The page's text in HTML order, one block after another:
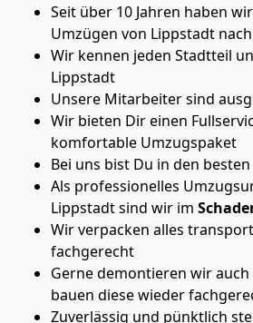
Seit über 10 Jahren haben wir
Umzügen von Lippstadt
Wir kennen jeden Stadtteil
Lippstadt
Unsere Mitarbeiter sind
Wir bieten Dir einen
komfortable Umzugspaket
Bei uns bist Du in den
Als professionelles
Lippstadt sind wir im
Wir verpacken alles
fachgerecht
Gerne demontieren wir
bauen diese wieder
Zuverlässig und pünktlich